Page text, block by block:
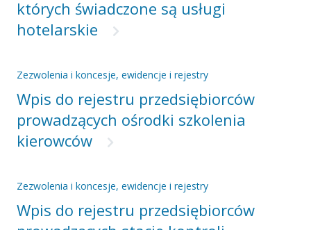
których świadczone są usługi
hotelarskie
Zezwolenia i koncesje, ewidencje i rejestry
Wpis do rejestru przedsiębiorców
prowadzących ośrodki szkolenia
kierowców
Zezwolenia i koncesje, ewidencje i rejestry
Wpis do rejestru przedsiębiorców